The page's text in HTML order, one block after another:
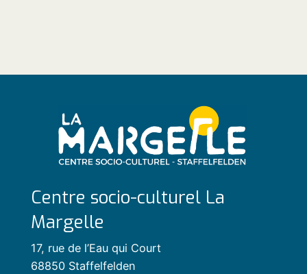
Centre socio-culturel La
Margelle
17, rue de l’Eau qui Court
68850 Staffelfelden